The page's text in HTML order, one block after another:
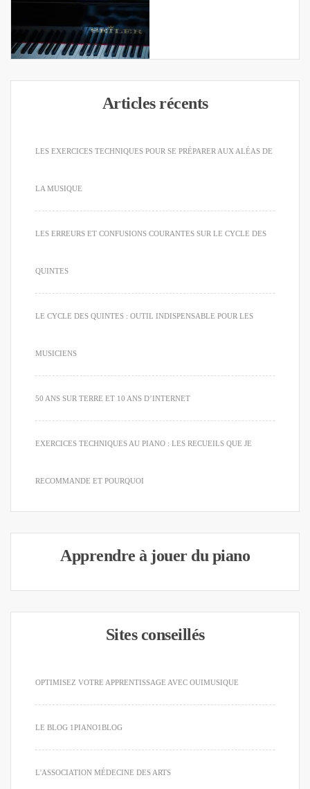
Articles récents
LES EXERCICES TECHNIQUES POUR SE PRÉPARER AUX ALÉAS DE
LA MUSIQUE
LES ERREURS ET CONFUSIONS COURANTES SUR LE CYCLE DES
QUINTES
LE CYCLE DES QUINTES : OUTIL INDISPENSABLE POUR LES
MUSICIENS
50 ANS SUR TERRE ET 10 ANS D’INTERNET
EXERCICES TECHNIQUES AU PIANO : LES RECUEILS QUE JE
RECOMMANDE ET POURQUOI
Apprendre à jouer du piano
Sites conseillés
OPTIMISEZ VOTRE APPRENTISSAGE AVEC OUIMUSIQUE
LE BLOG 1PIANO1BLOG
L'ASSOCIATION MÉDECINE DES ARTS